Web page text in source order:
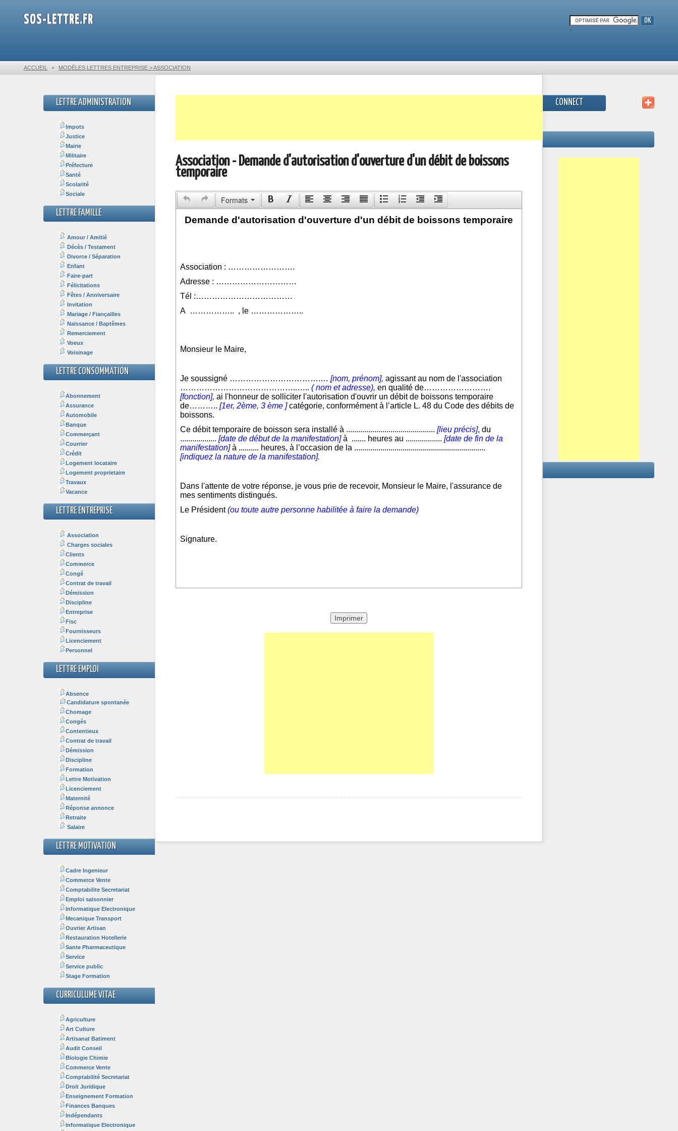
SOS-LETTRE.FR
-
ACCUEIL • MODÈLES LETTRES ENTREPRISE > ASSOCIATION
LETTRE ADMINISTRATION
Impots
Justice
Mairie
Militaire
Préfecture
Santé
Scolarité
Sociale
LETTRE FAMILLE
Amour / Amitié
Décès / Testament
Divorce / Séparation
Enfant
Faire-part
Félicitations
Fêtes / Anniversaire
Invitation
Mariage / Fiançailles
Naissance / Baptêmes
Remerciement
Voeux
Voisinage
LETTRE CONSOMMATION
Abonnement
Assurance
Automobile
Banque
Commerçant
Courrier
Crédit
Logement locataire
Logement proprietaire
Travaux
Vacance
LETTRE ENTREPRISE
Association
Charges sociales
Clients
Commerce
Congé
Contrat de travail
Démission
Discipline
Entreprise
Fisc
Fournisseurs
Licenciement
Personnel
LETTRE EMPLOI
Absence
Candidature spontanée
Chomage
Congés
Contentieux
Contrat de travail
Démission
Discipline
Formation
Lettre Motivation
Licenciement
Maternité
Réponse annonce
Retraite
Salaire
LETTRE MOTIVATION
Cadre Ingenieur
Commerce Vente
Comptabilite Secretariat
Emploi saisonnier
Informatique Electronique
Mecanique Transport
Ouvrier Artisan
Restauration Hotellerie
Sante Pharmaceutique
Service
Service public
Stage Formation
CURRICULUME VITAE
Agriculture
Art Culture
Artisanat Batiment
Audit Conseil
Biologie Chimie
Commerce Vente
Comptabilité Secretariat
Droit Juridique
Enseignement Formation
Finances Banques
Indépendants
Informatique Electronique
Association - Demande d'autorisation d'ouverture d'un débit de boissons
temporaire
Formats
CONNECT